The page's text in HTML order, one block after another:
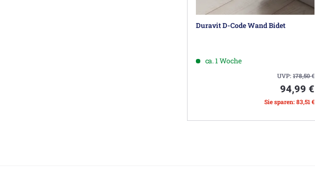
Duravit D-Code Wand Bidet
ca. 1 Woche
UVP:178,50€
94,99 €
Sie sparen: 83,51 €